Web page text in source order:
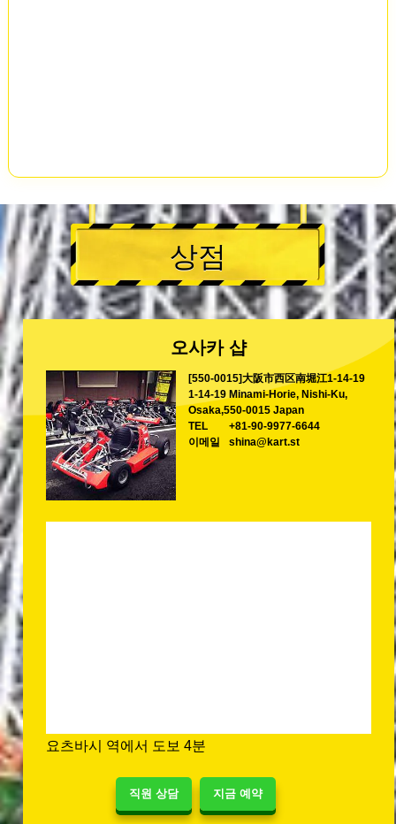
직원 상담 지금 예약
상점
오사카 샵
[550-0015]大阪市西区南堀江1-14-19
1-14-19 Minami-Horie, Nishi-Ku,
Osaka,550-0015 Japan
TEL
+81-90-9977-6644
이메일
shina@kart.st
요츠바시 역에서 도보 4분